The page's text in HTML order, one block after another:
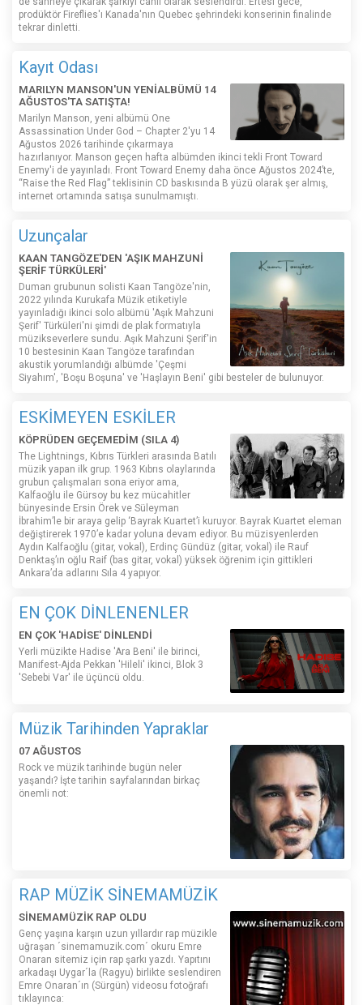
prodüktör Fireflies'ı Kanada'nın Quebec şehrindeki konserinin finalinde
tekrar dinletti.
Kayıt Odası
MARILYN MANSON'UN YENİALBÜMÜ 14
AĞUSTOS'TA SATIŞTA!
Marilyn Manson, yeni albümü One
Assassination Under God – Chapter 2'yu 14
Ağustos 2026 tarihinde çıkarmaya
hazırlanıyor. Manson geçen hafta albümden ikinci tekli Front Toward
Enemy'i de yayınladı. Front Toward Enemy daha önce Ağustos 2024’te,
“Raise the Red Flag” teklisinin CD baskısında B yüzü olarak şer almış,
internet ortamında satışa sunulmamıştı.
Uzunçalar
KAAN TANGÖZE'DEN 'AŞIK MAHZUNİ
ŞERİF TÜRKÜLERİ'
Duman grubunun solisti Kaan Tangöze'nin,
2022 yılında Kurukafa Müzik etiketiyle
yayınladığı ikinci solo albümü 'Aşık Mahzuni
Şerif' Türküleri'ni şimdi de plak formatıyla
müzikseverlere sundu. Aşık Mahzuni Şerif'in
10 bestesinin Kaan Tangöze tarafından
akustik yorumlandığı albümde 'Çeşmi
Siyahım', 'Boşu Boşuna' ve 'Haşlayın Beni' gibi besteler de bulunuyor.
ESKİMEYEN ESKİLER
KÖPRÜDEN GEÇEMEDİM (SILA 4)
The Lightnings, Kıbrıs Türkleri arasında Batılı
müzik yapan ilk grup. 1963 Kıbrıs olaylarında
grubun çalışmaları sona eriyor ama,
Kalfaoğlu ile Gürsoy bu kez mücahitler
bünyesinde Ersin Örek ve Süleyman
İbrahim’le bir araya gelip ‘Bayrak Kuartet’i kuruyor. Bayrak Kuartet eleman
değiştirerek 1970’e kadar yoluna devam ediyor. Bu müzisyenlerden
Aydın Kalfaoğlu (gitar, vokal), Erdinç Gündüz (gitar, vokal) ile Rauf
Denktaş’ın oğlu Raif (bas gitar, vokal) yüksek öğrenim için gittikleri
Ankara’da adlarını Sıla 4 yapıyor.
EN ÇOK DİNLENENLER
EN ÇOK 'HADİSE' DİNLENDİ
Yerli müzikte Hadise 'Ara Beni' ile birinci,
Manifest-Ajda Pekkan 'Hileli' ikinci, Blok 3
'Sebebi Var' ile üçüncü oldu.
Müzik Tarihinden Yapraklar
07 AĞUSTOS
Rock ve müzik tarihinde bugün neler
yaşandı? İşte tarihin sayfalarından birkaç
önemli not:
RAP MÜZİK SİNEMAMÜZİK
SİNEMAMÜZİK RAP OLDU
Genç yaşına karşın uzun yıllardır rap müzikle
uğraşan ´sinemamuzik.com´ okuru Emre
Onaran sitemiz için rap şarkı yazdı. Yapıtını
arkadaşı Uygar´la (Ragyu) birlikte seslendiren
Emre Onaran´ın (Sürgün) videosu fotoğrafı
tıklayınca: